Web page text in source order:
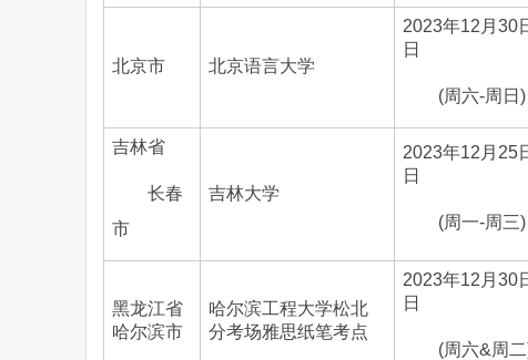
北京市 北京语言大学
2023年12月30
日
(周六-周日)
吉林省
长春
市
吉林大学
2023年12月25
日
(周一-周三)
黑龙江省
哈尔滨市
哈尔滨工程大学松北
分考场雅思纸笔考点
2023年12月30
日
(周六&周